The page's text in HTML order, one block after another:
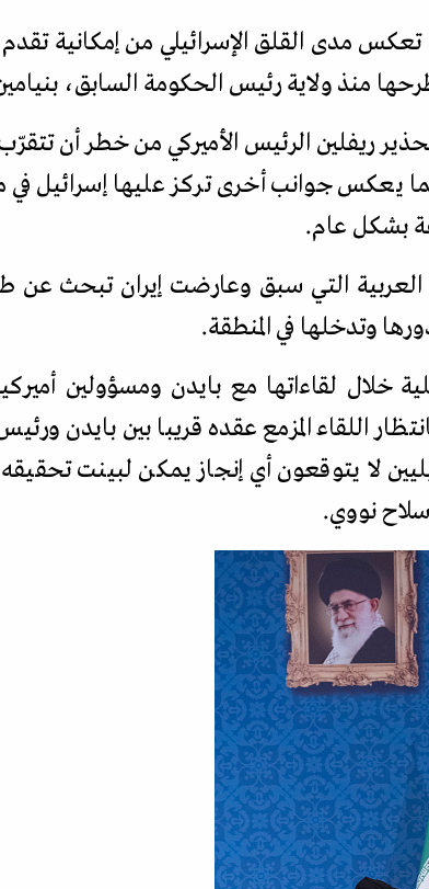
تعكس مدى القلق الإسرائيلي من إمكانية
منذ ولاية رئيس الحكومة السابق،
ريفلين الرئيس الأميركي من خطر أن
يعكس جوانب أخرى تركز عليها إسرائيل
بشكل عام.
التي سبق وعارضت إيران تبحث عن
وتدخلها في المنطقة.
خلال لقاءاتها مع بايدن ومسؤولين
اللقاء المزمع عقده قريبا بين بايدن
لا يتوقعون أي إنجاز يمكن لبينت
سلاح نووي.